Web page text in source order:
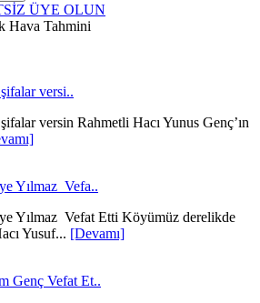
ÜYE OLUN
Hava Tahmini
versi..
versin Rahmetli Hacı Yunus Genç’ın
Yılmaz Vefa..
Yılmaz Vefat Etti Köyümüz derelikde
Yusuf... [Devamı]
Genç Vefat Et..